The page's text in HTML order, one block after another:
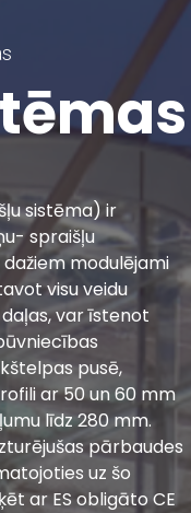
sistēma) ir
spraišļu
modulējami
visu veidu
var īstenot
pusē,
ar 50 un 60 mm
līdz 280 mm.
pārbaudes
uz šo
ar ES obligāto CE